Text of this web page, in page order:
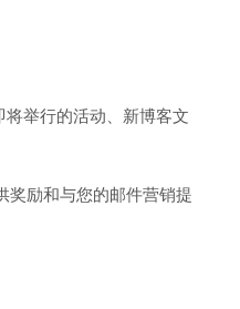
举行的活动、新博客文
奖励和与您的邮件营销提